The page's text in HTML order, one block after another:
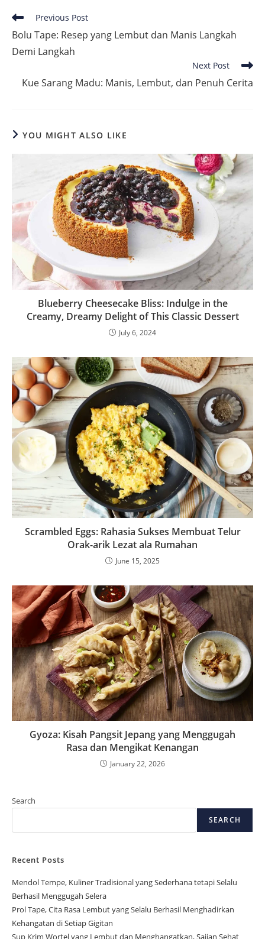
Read
more
articles
Previous Post
Bolu Tape: Resep yang Lembut dan Manis Langkah
Demi Langkah
Next Post
Kue Sarang Madu: Manis, Lembut, dan Penuh Cerita
YOU MIGHT ALSO LIKE
Blueberry Cheesecake Bliss: Indulge in the
Creamy, Dreamy Delight of This Classic Dessert
July 6, 2024
Scrambled Eggs: Rahasia Sukses Membuat Telur
Orak-arik Lezat ala Rumahan
June 15, 2025
Gyoza: Kisah Pangsit Jepang yang Menggugah
Rasa dan Mengikat Kenangan
January 22, 2026
Search
SEARCH
Recent Posts
Mendol Tempe, Kuliner Tradisional yang Sederhana tetapi Selalu
Berhasil Menggugah Selera
Prol Tape, Cita Rasa Lembut yang Selalu Berhasil Menghadirkan
Kehangatan di Setiap Gigitan
Sup Krim Wortel yang Lembut dan Menghangatkan, Sajian Sehat